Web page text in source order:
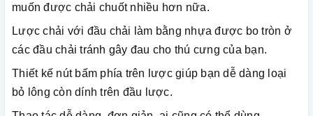
muốn được chải chuốt nhiều hơn nữa.
Lược chải với đầu chải làm bằng nhựa được bo tròn ở
các đầu chải tránh gây đau cho thú cưng của bạn.
Thiết kế nút bấm phía trên lược giúp bạn dễ dàng loại
bỏ lông còn dính trên đầu lược.